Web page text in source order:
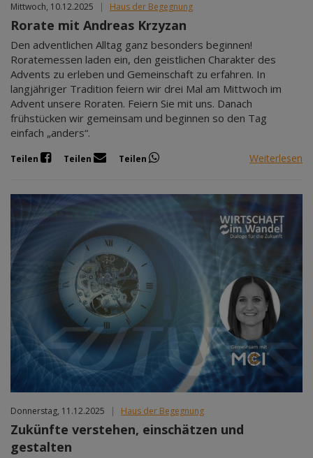
Mittwoch, 10.12.2025 | Haus der Begegnung
Rorate mit Andreas Krzyzan
Den adventlichen Alltag ganz besonders beginnen!
Roratemessen laden ein, den geistlichen Charakter des
Advents zu erleben und Gemeinschaft zu erfahren. In
langjähriger Tradition feiern wir drei Mal am Mittwoch im
Advent unsere Roraten. Feiern Sie mit uns. Danach
frühstücken wir gemeinsam und beginnen so den Tag
einfach „anders“.
Teilen Teilen Teilen Weiterlesen
Donnerstag, 11.12.2025 | Haus der Begegnung
Zukünfte verstehen, einschätzen und
gestalten